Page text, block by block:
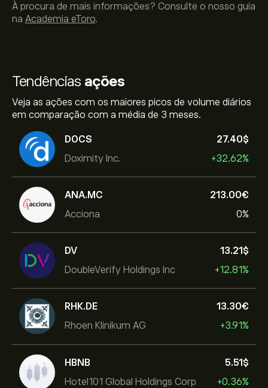
Tendências ações
Veja as ações com os maiores picos de volume diários
em comparação com a média de 3 meses.
DOCS
Doximity Inc.
27.40‎$‎
+32.62%
ANA.MC
Acciona
213.00‎€‎
0%
DV
DoubleVerify Holdings Inc
13.21‎$‎
+12.81%
RHK.DE
Rhoen Klinikum AG
13.30‎€‎
+3.91%
HBNB
Hotel101 Global Holdings Corp
5.51‎$‎
+0.36%
À procura de mais informações? Consulte o nosso guia
na Academia eToro.